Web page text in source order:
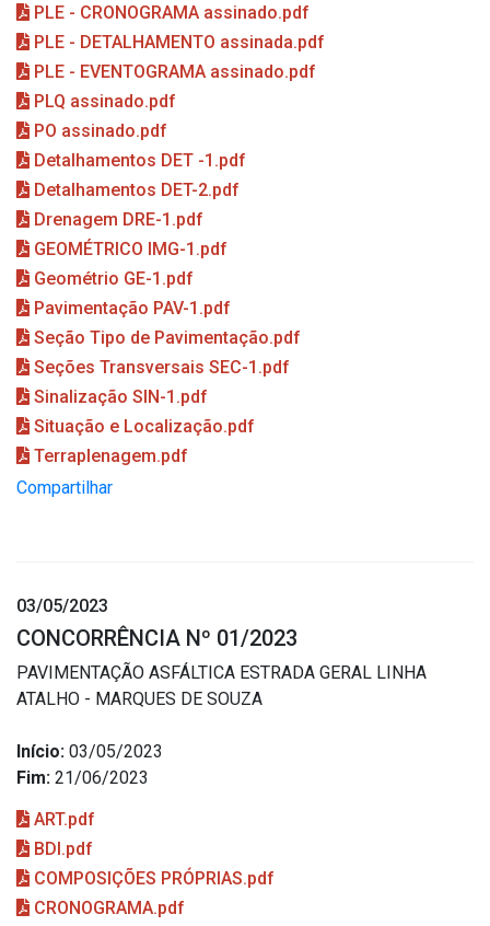
PLE - CRONOGRAMA assinado.pdf
PLE - DETALHAMENTO assinada.pdf
PLE - EVENTOGRAMA assinado.pdf
PLQ assinado.pdf
PO assinado.pdf
Detalhamentos DET -1.pdf
Detalhamentos DET-2.pdf
Drenagem DRE-1.pdf
GEOMÉTRICO IMG-1.pdf
Geométrio GE-1.pdf
Pavimentação PAV-1.pdf
Seção Tipo de Pavimentação.pdf
Seções Transversais SEC-1.pdf
Sinalização SIN-1.pdf
Situação e Localização.pdf
Terraplenagem.pdf
Compartilhar
03/05/2023
CONCORRÊNCIA Nº 01/2023
PAVIMENTAÇÃO ASFÁLTICA ESTRADA GERAL LINHA
ATALHO - MARQUES DE SOUZA
Início: 03/05/2023
Fim: 21/06/2023
ART.pdf
BDI.pdf
COMPOSIÇÕES PRÓPRIAS.pdf
CRONOGRAMA.pdf